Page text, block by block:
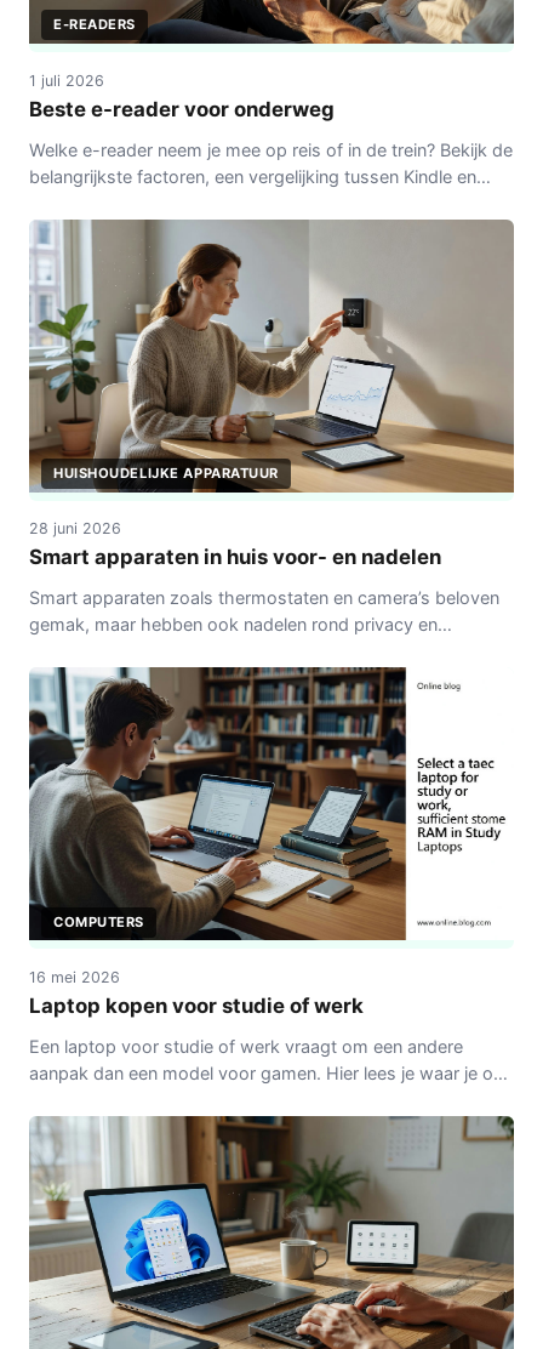
E-READERS
1 juli 2026
Beste e-reader voor onderweg
Welke e-reader neem je mee op reis of in de trein? Bekijk de
belangrijkste factoren, een vergelijking tussen Kindle en
HUISHOUDELIJKE APPARATUUR
28 juni 2026
Smart apparaten in huis voor- en nadelen
Smart apparaten zoals thermostaten en camera’s beloven
gemak, maar hebben ook nadelen rond privacy en
Nederlandse huishoudens.
COMPUTERS
16 mei 2026
Laptop kopen voor studie of werk
Een laptop voor studie of werk vraagt om een andere
aanpak dan een model voor gamen. Hier lees je waar je op